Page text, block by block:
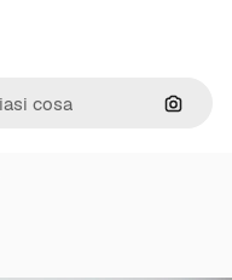
Cerca